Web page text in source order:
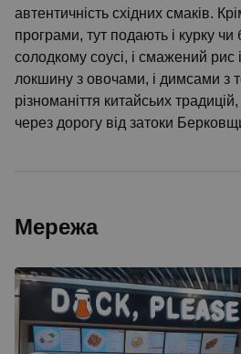
автентичність східних смаків.
програми, тут подають і курку
солодкому соусі, і смажений рис
локшину з овочами, і димсами з
різноманіття китайсьих
через дорогу від затоки
Мережа